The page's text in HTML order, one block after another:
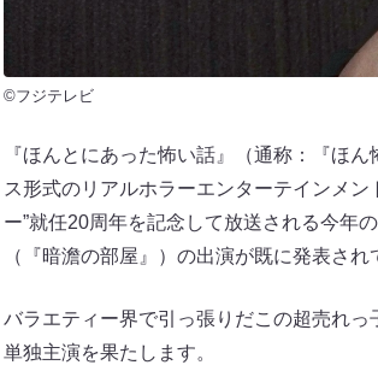
©フジテレビ
『ほんとにあった怖い話』（通称：『ほ
ス形式のリアルホラーエンターテインメ
ー”就任20周年を記念して放送される今年
（『暗澹の部屋』）の出演が既に発表さ
バラエティー界で引っ張りだこの超売れ
単独主演を果たします。